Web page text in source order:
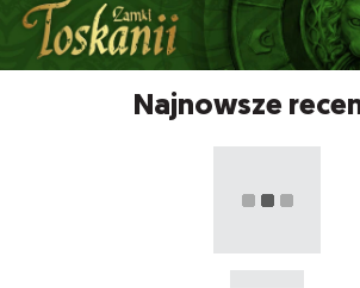
Najnowsze